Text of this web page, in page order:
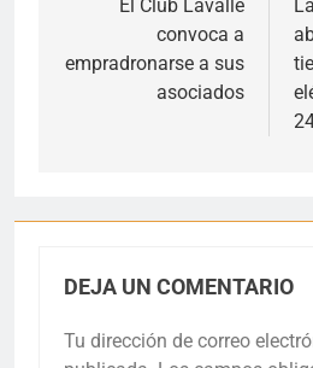
entradas
El Club Lavalle
convoca a
empradronarse a sus
asociados
DEJA UN COMENTARIO
Tu dirección de correo